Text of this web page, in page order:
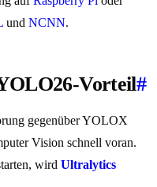
und NCNN.
Vorteil#
gegenüber YOLOX
Vision schnell voran.
wird Ultralytics